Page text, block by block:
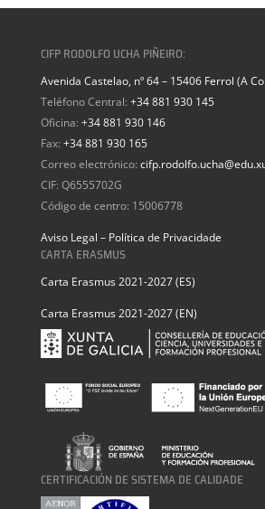
CIFP RODOLFO UCHA PIÑEIRO:
Avenida Castelao, nº 64 – 15406 Ferrol (A
Teléfono Central: +34 881 930 145
Oficina: +34 881 930 146
Fax: +34 881 930 165
Correo electrónico:
CIF: Q6555702G
Código de centro: 15006778
Aviso Legal – Política de Privacidade
CARTA ERASMUS
Carta Erasmus 2021-2027 (ES)
Carta Erasmus 2021-2027 (EN)
CERTIFICACIÓN DE SISTEMA DE CALIDADE